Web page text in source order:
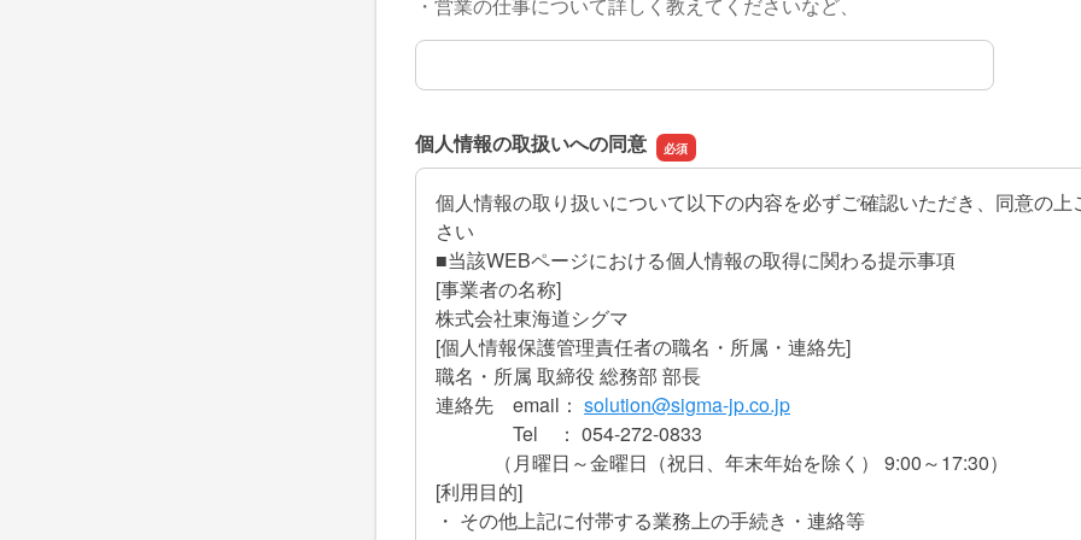
相談したい内容について
個人情報の取扱いへの同意
個人情報の取り扱いについて以下の内容を必ずご確認いただき、同意の上
さい
■当該WEBページにおける個人情報の取得に関わる提示事項
[事業者の名称]
株式会社東海道シグマ
[個人情報保護管理責任者の職名・所属・連絡先]
職名・所属 取締役 総務部 部長
連絡先 email： solution@sigma-jp.co.jp
Tel ： 054-272-0833
（月曜日～金曜日（祝日、年末年始を除く） 9:00～17:30）
[利用目的]
・ その他上記に付帯する業務上の手続き・連絡等